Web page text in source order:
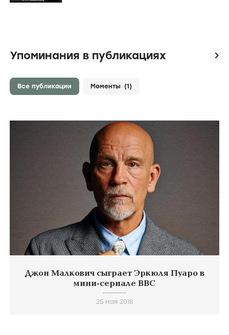
Упоминания в публикациях icon
Все публикации Моменты (1)
Джон Малкович сыграет Эркюля Пуаро в
мини-сериале BBC
25 мая 2018